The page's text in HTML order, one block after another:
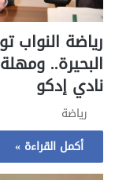
رياضة النواب
البحيرة..
نادي إدكو
رياضة
أكمل القراءة »